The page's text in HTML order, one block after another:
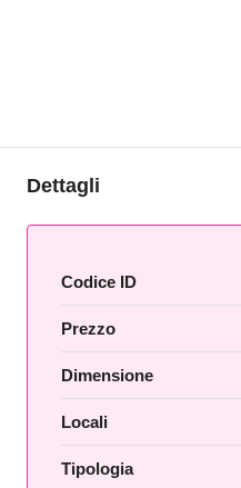
Dettagli
Codice ID
Prezzo
Dimensione
Locali
Tipologia